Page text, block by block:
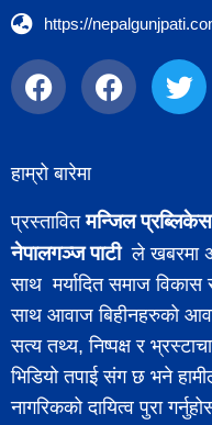
https://
हाम्रो बारेमा
प्रस्तावितमन्जिल
नेपालगञ्ज पाटीले खबरमा
साथ मर्यादित समाज
साथ आवाज बिहीनहरुको
सत्य तथ्य, निष्पक्ष र
भिडियो तपाई संग छ भने
नागरिकको दायित्व पुरा